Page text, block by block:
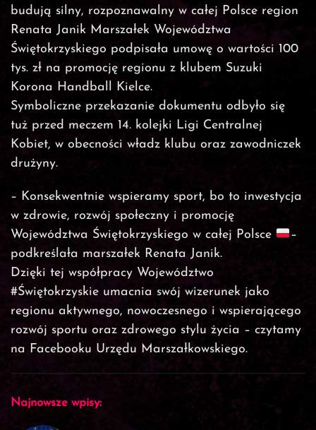
budują silny, rozpoznawalny w całej Polsce region
Renata Janik Marszałek Województwa
Świętokrzyskiego podpisała umowę o wartości 100
tys. zł na promocję regionu z klubem Suzuki
Korona Handball Kielce.
Symboliczne przekazanie dokumentu odbyło się
tuż przed meczem 14. kolejki Ligi Centralnej
Kobiet, w obecności władz klubu oraz zawodniczek
drużyny.
– Konsekwentnie wspieramy sport, bo to inwestycja
w zdrowie, rozwój społeczny i promocję
Województwa Świętokrzyskiego w całej Polsce
–
podkreślała marszałek Renata Janik.
Dzięki tej współpracy Województwo
#Świętokrzyskie umacnia swój wizerunek jako
regionu aktywnego, nowoczesnego i wspierającego
rozwój sportu oraz zdrowego stylu życia – czytamy
na Facebooku Urzędu Marszałkowskiego.
Najnowsze wpisy: